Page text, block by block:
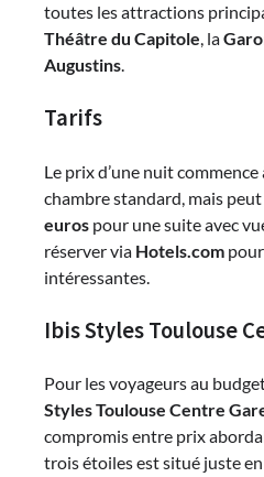
toutes les attractions
Théâtre du Capitole, la
Augustins.
Tarifs
Le prix d’une nuit commence
chambre standard, mais peut
euros pour une suite avec
réserver via Hotels.com
intéressantes.
Ibis Styles Toulouse
Pour les voyageurs au
Styles Toulouse Centre
compromis entre prix
trois étoiles est situé juste en